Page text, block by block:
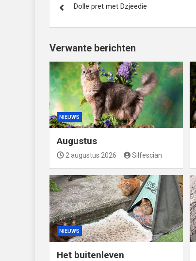
navigatie
Dolle pret met Dzjeedie
Verwante berichten
NIEUWS
Augustus
2 augustus 2026 Silfescian
NIEUWS
Het buitenleven